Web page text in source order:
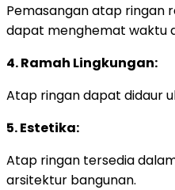
Pemasangan atap ringan
dapat menghemat waktu
4. Ramah Lingkungan:
Atap ringan dapat didaur
5. Estetika:
Atap ringan tersedia
arsitektur bangunan.